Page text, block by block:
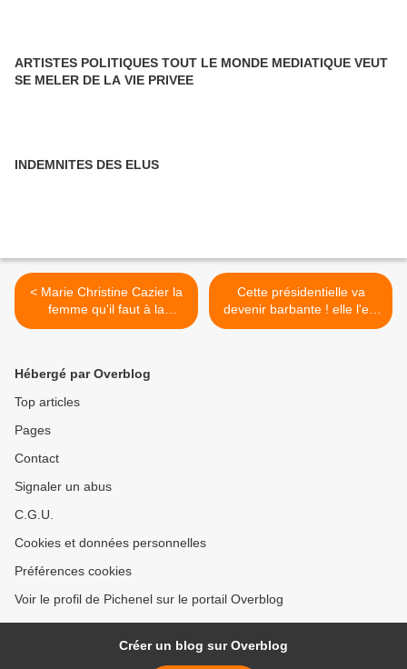
ARTISTES POLITIQUES TOUT LE MONDE MEDIATIQUE VEUT
SE MELER DE LA VIE PRIVEE
INDEMNITES DES ELUS
< Marie Christine Cazier la
femme qu'il faut à la
Présidence de la
Cette présidentielle va
devenir barbante ! elle l'est
déjà >
Hébergé par Overblog
Top articles
Pages
Contact
Signaler un abus
C.G.U.
Cookies et données personnelles
Préférences cookies
Voir le profil de Pichenel sur le portail Overblog
Créer un blog sur Overblog